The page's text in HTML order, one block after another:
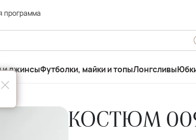
программа
и джинсыФутболки, майки и топыЛонгсливы
КОСТЮМ